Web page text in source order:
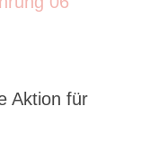
Aktion für